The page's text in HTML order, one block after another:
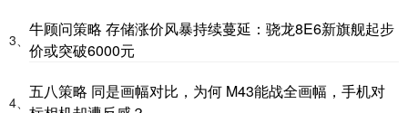
3、
牛顾问策略 存储涨价风暴持续蔓延：骁龙8E6新旗舰起步
价或突破6000元
4、
五八策略 同是画幅对比，为何 M43能战全画幅，手机对